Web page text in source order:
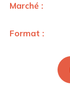
Marché :
Format :